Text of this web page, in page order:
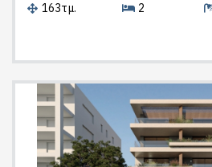
163τμ. 2